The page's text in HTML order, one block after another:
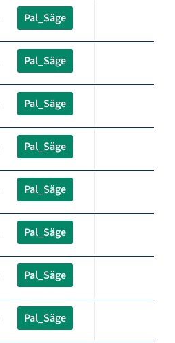
Pal_Säge
Pal_Säge
Pal_Säge
Pal_Säge
Pal_Säge
Pal_Säge
Pal_Säge
Pal_Säge